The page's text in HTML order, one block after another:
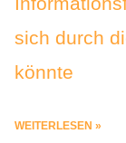
sich durch
könnte
WEITERLESEN »